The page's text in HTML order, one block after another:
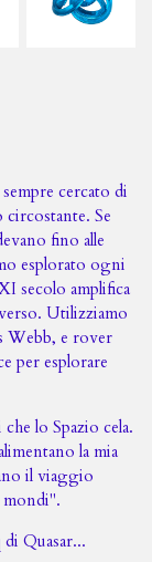
cercato di
circostante. Se
fino alle
esplorato ogni
secolo amplifica
Utilizziamo
Webb, e rover
per esplorare
lo Spazio cela.
la mia
il viaggio
mondi".
Quasar...